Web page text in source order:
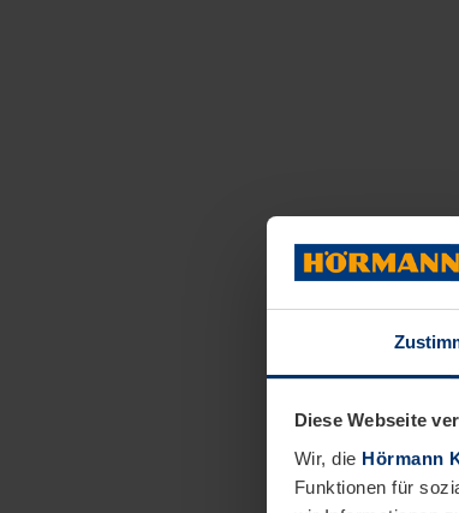
Diese Webseite
Wir, die Hörmann
Funktionen für